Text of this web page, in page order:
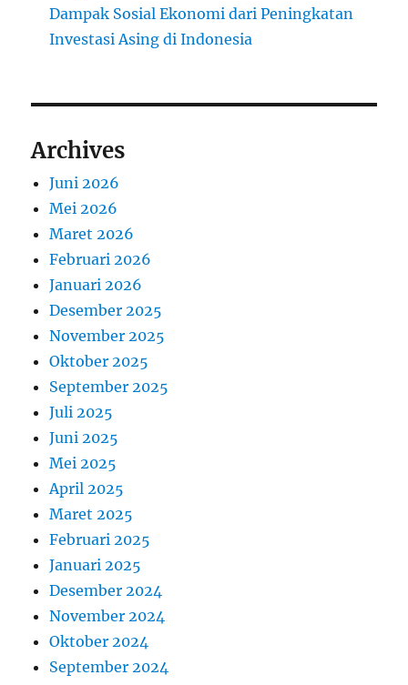
Dampak Sosial Ekonomi dari Peningkatan
Investasi Asing di Indonesia
Archives
Juni 2026
Mei 2026
Maret 2026
Februari 2026
Januari 2026
Desember 2025
November 2025
Oktober 2025
September 2025
Juli 2025
Juni 2025
Mei 2025
April 2025
Maret 2025
Februari 2025
Januari 2025
Desember 2024
November 2024
Oktober 2024
September 2024